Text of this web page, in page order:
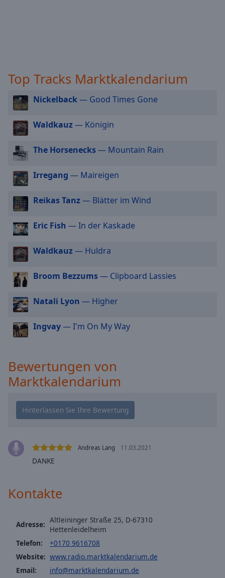
opens
subtitles
settings
dialog
subtitles
off
Audio
Track
in-
Picture
This
modal
window.
Beginning
window.
Escape
cancel
and
close
window.
Color
Text
Color
Top Tracks Marktkalendarium
Nickelback— Good Times Gone
Waldkauz— Königin
The Horsenecks— Mountain Rain
Irregang — Maireigen
Reikas Tanz— Blätter im Wind
Eric Fish — In der Kaskade
Waldkauz— Huldra
Broom Bezzums— Clipboard Lassies
Natali Lyon — Higher
Ingvay— I'm On My Way
Bewertungen von
Marktkalendarium
Andreas Lang 11.03.2021
DANKE
Kontakte
Adresse: Altleininger Straße 25, D-67310
Hettenleidelheim
Telefon:
+0170 9616708
Website: www.radio.marktkalendarium.de
Email:
info@marktkalendarium.de